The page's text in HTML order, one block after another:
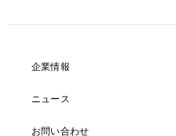
企業情報
ニュース
お問い合わせ